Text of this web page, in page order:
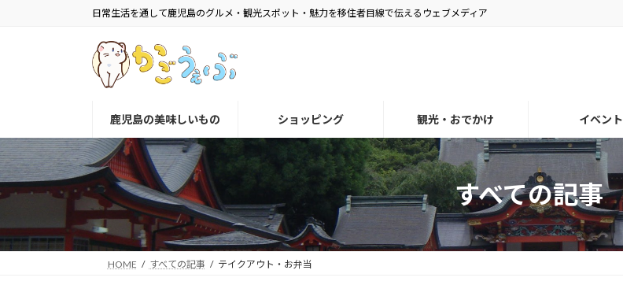
キ
ッ
プ
に
移
動
日常生活を通して鹿児島のグルメ・観光スポット・魅力を移住者目線で伝えるウェブメディア
鹿児島の美味しいもの ショッピング 観光・おでかけ イベント
すべての記事
HOME すべての記事 テイクアウト・お弁当